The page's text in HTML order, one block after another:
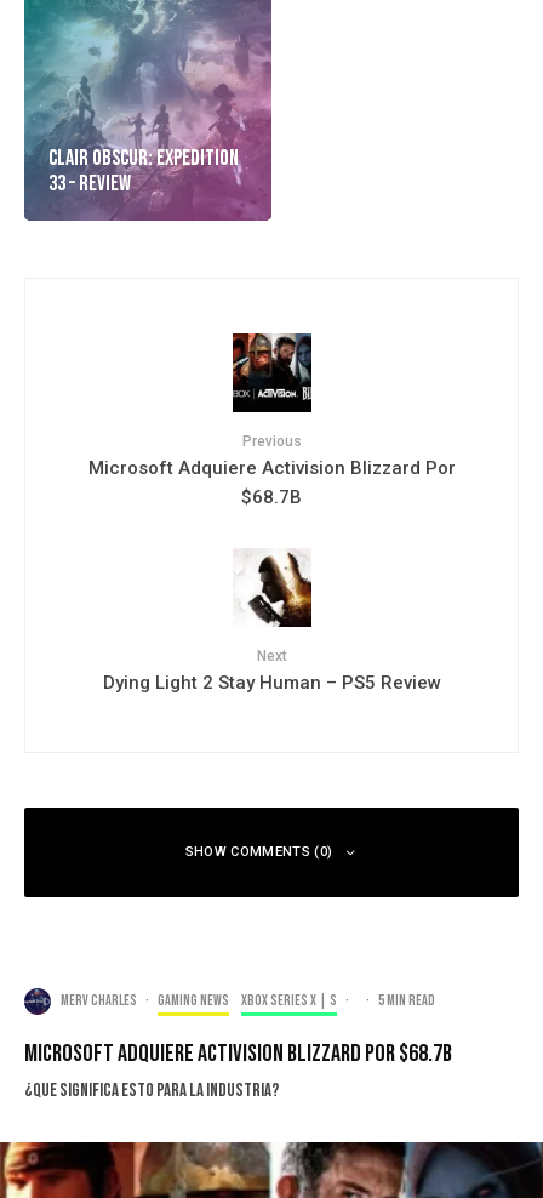
Clair Obscur: Expedition
33 – Review
Previous
Microsoft Adquiere Activision Blizzard Por
$68.7B
Next
Dying Light 2 Stay Human – PS5 Review
SHOW COMMENTS (0)
Merv Charles · Gaming news Xbox Series X | S · · 5 min read
Microsoft Adquiere Activision Blizzard Por $68.7B
¿Que significa esto para la industria?